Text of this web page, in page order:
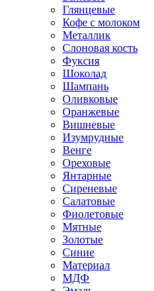
Глянцевые
Кофе с молоком
Металлик
Слоновая кость
Фуксия
Шоколад
Шампань
Оливковые
Оранжевые
Вишневые
Изумрудные
Венге
Ореховые
Янтарные
Сиреневые
Салатовые
Фиолетовые
Мятные
Золотые
Синие
Материал
МДФ